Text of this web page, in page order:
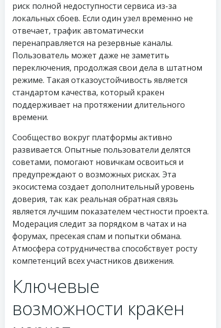
риск полной недоступности сервиса из-за
локальных сбоев. Если один узел временно не
отвечает, трафик автоматически
перенаправляется на резервные каналы.
Пользователь может даже не заметить
переключения, продолжая свои дела в штатном
режиме. Такая отказоустойчивость является
стандартом качества, который кракен
поддерживает на протяжении длительного
времени.
Сообщество вокруг платформы активно
развивается. Опытные пользователи делятся
советами, помогают новичкам освоиться и
предупреждают о возможных рисках. Эта
экосистема создает дополнительный уровень
доверия, так как реальная обратная связь
является лучшим показателем честности проекта.
Модерация следит за порядком в чатах и на
форумах, пресекая спам и попытки обмана.
Атмосфера сотрудничества способствует росту
компетенций всех участников движения.
Ключевые
возможности кракен